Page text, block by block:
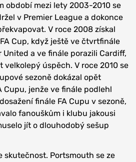
období mezi lety 2003-2010 se
v Premier League a dokonce
V roce 2008 získal
Cup, když ještě ve čtvrtfinále
a ve finále porazili Cardiff,
velkolepý úspěch. V roce 2010 se
sezoně dokázal opět
Cupu, jenže ve finále podlehl
finále FA Cupu v sezoně,
fanouškům i klubu jakousi
jít o dlouhodobý sešup
skutečnost. Portsmouth se ze